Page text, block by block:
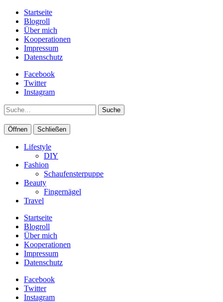
Startseite
Blogroll
Über mich
Kooperationen
Impressum
Datenschutz
Facebook
Twitter
Instagram
Suche
Öffnen Schließen
Lifestyle
DIY
Fashion
Schaufensterpuppe
Beauty
Fingernägel
Travel
Startseite
Blogroll
Über mich
Kooperationen
Impressum
Datenschutz
Facebook
Twitter
Instagram